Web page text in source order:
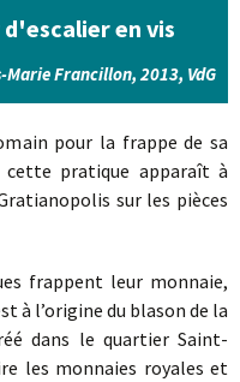
en vis
Francillon, 2013, VdG
pour la frappe de sa
cette pratique apparaît à
sur les pièces
frappent leur monnaie,
à l’origine du blason de la
dans le quartier Saint-
les monnaies royales et